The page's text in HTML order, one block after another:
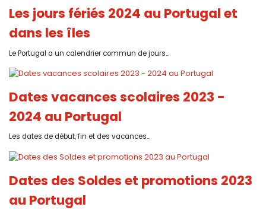
Les jours fériés 2024 au Portugal et
dans les îles
Le Portugal a un calendrier commun de jours...
Dates vacances scolaires 2023 -
2024 au Portugal
Les dates de début, fin et des vacances...
Dates des Soldes et promotions 2023
au Portugal